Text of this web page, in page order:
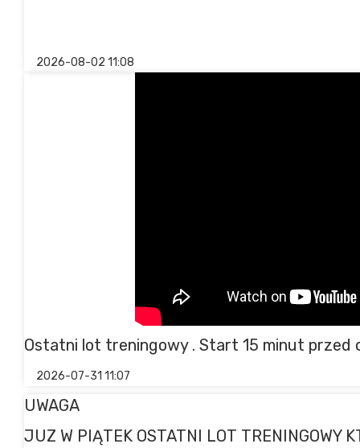
2026-08-02 11:08
Ostatni lot treningowy . Start 15 minut przed
2026-07-31 11:07
UWAGA
JUZ W PIĄTEK OSTATNI LOT TRENINGOWY